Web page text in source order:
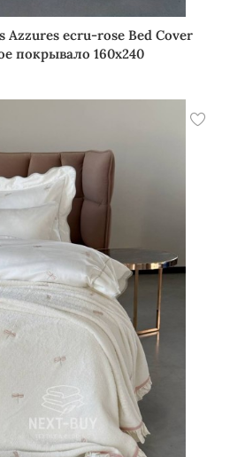
Azzures ecru-rose Bed Cover
покрывало 160х240